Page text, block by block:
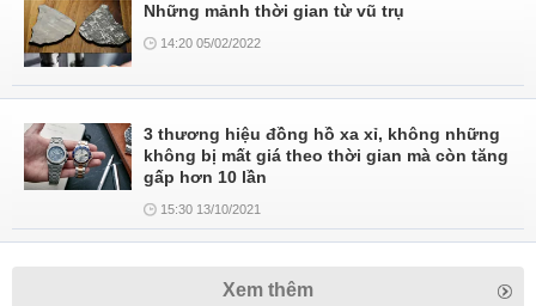
Những mảnh thời gian từ vũ trụ
14:20 05/02/2022
3 thương hiệu đồng hồ xa xỉ, không những
không bị mất giá theo thời gian mà còn tăng
gấp hơn 10 lần
15:30 13/10/2021
Xem thêm